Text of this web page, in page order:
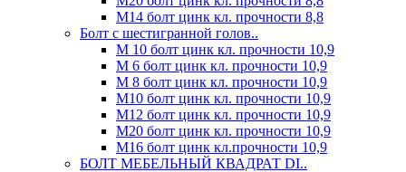
М14 болт цинк кл. прочности 8,8
Болт с шестигранной голов..
М 10 болт цинк кл. прочности 10,9
М 6 болт цинк кл. прочности 10,9
М 8 болт цинк кл. прочности 10,9
М10 болт цинк кл. прочности 10,9
М12 болт цинк кл. прочности 10,9
М20 болт цинк кл. прочности 10,9
М16 болт цинк кл.прочности 10,9
БОЛТ МЕБЕЛЬНЫЙ КВАДРАТ DI..